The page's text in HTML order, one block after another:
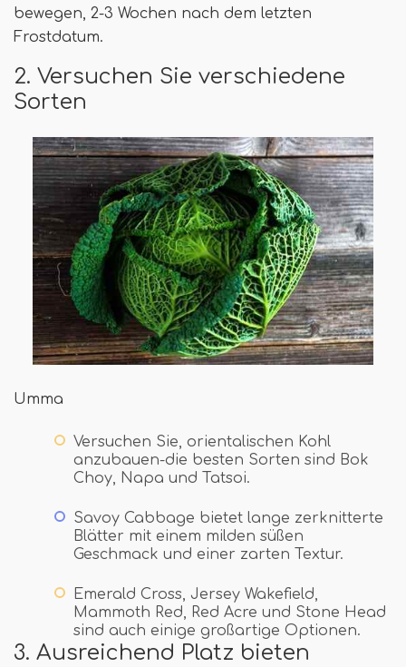
bewegen, 2-3 Wochen nach dem letzten
Frostdatum.
2. Versuchen Sie verschiedene
Sorten
Umma
Versuchen Sie, orientalischen Kohl
anzubauen-die besten Sorten sind Bok
Choy, Napa und Tatsoi.
Savoy Cabbage bietet lange zerknitterte
Blätter mit einem milden süßen
Geschmack und einer zarten Textur.
Emerald Cross, Jersey Wakefield,
Mammoth Red, Red Acre und Stone Head
sind auch einige großartige Optionen.
3. Ausreichend Platz bieten